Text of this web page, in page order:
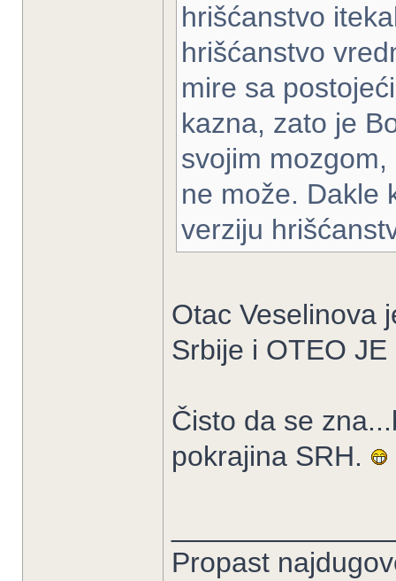
hrišćanstvo
hrišćanstvo
mire sa
kazna, zato je
svojim
ne može. Dakle
verziju
Otac Veselinova
Srbije i OTEO
Čisto da se
pokrajina SRH.
Propast